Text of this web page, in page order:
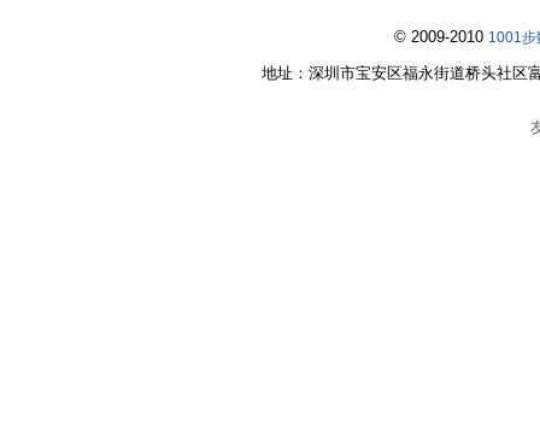
© 2009-2010 1001步
地址：深圳市宝安区福永街道桥头社区